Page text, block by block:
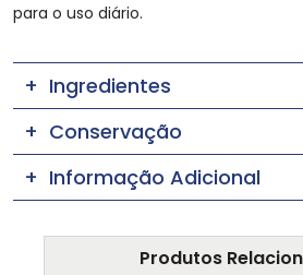
para o uso diário.
Ingredientes
Conservação
Informação Adicional
Produtos